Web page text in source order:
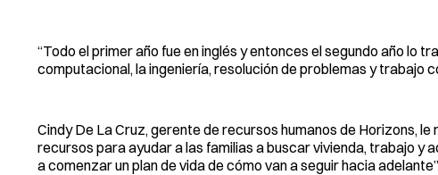
“Todo el primer año fue en inglés y entonces el segundo año lo
computacional, la ingeniería, resolución de problemas y trabajo
Cindy De La Cruz, gerente de recursos humanos de Horizons,
recursos para ayudar a las familias a buscar vivienda, trabajo y
a comenzar un plan de vida de cómo van a seguir hacia